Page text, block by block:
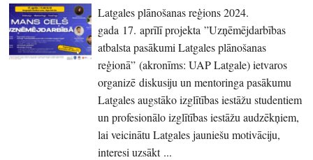
Latgales plānošanas reģions 2024.
gada 17. aprīlī projekta ”Uzņēmējdarbības
atbalsta pasākumi Latgales plānošanas
reģionā” (akronīms: UAP Latgale) ietvaros
organizē diskusiju un mentoringa pasākumu
Latgales augstāko izglītības iestāžu studentiem
un profesionālo izglītības iestāžu audzēkņiem,
lai veicinātu Latgales jauniešu motivāciju,
interesi uzsākt ...